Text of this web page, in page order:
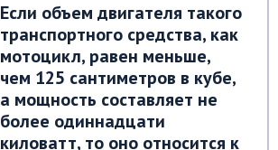
Если объем двигателя такого
транспортного средства, как
мотоцикл, равен меньше,
чем 125 сантиметров в кубе,
а мощность составляет не
более одиннадцати
киловатт, то оно относится к